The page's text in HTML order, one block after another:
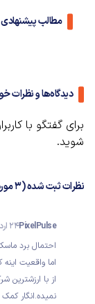
مطالب پیشنهادی
دیدگاه‌ها و نظرات
برای گفتگو با
شوید.
نظرات ثبت شده (3 مورد)
PixelPulse24 اردیبهشت 1405
احتمال برد
اما واقعیت
از با ارزشترین
نمیده.انگار